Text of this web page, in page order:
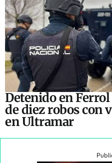
Detenido en
de diez robos con
en Ultramar